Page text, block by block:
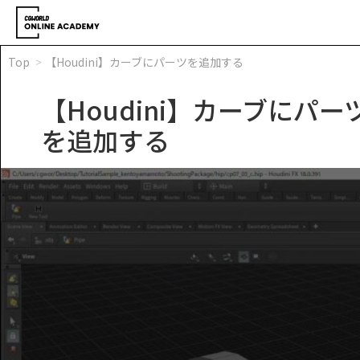
Top 【Houdini】カーブにパーツを追加する
【Houdini】カーブにパー
を追加する